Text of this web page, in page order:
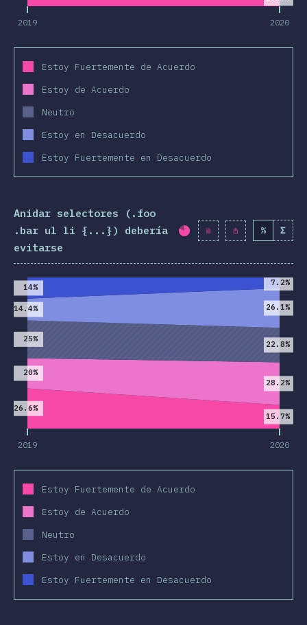
2019 2020
Estoy Fuertemente de Acuerdo
Estoy de Acuerdo
Neutro
Estoy en Desacuerdo
Estoy Fuertemente en Desacuerdo
Anidar selectores (.foo
.bar ul li {...}) debería
evitarse
Porcentaje % Σ
2019 2020
2019 2020
26.6%
15.7%
20%
28.2%
25%
22.8%
14.4% 26.1%
14%
7.2%
Estoy Fuertemente de Acuerdo
Estoy de Acuerdo
Neutro
Estoy en Desacuerdo
Estoy Fuertemente en Desacuerdo